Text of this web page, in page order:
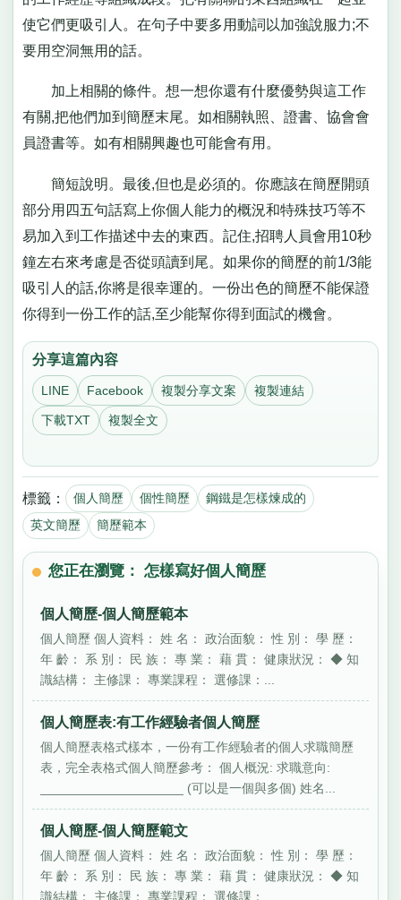
使它們更吸引人。在句子中要多用動詞以加強說服力;不
要用空洞無用的話。
加上相關的條件。想一想你還有什麼優勢與這工作
有關,把他們加到簡歷末尾。如相關執照、證書、協會會
員證書等。如有相關興趣也可能會有用。
簡短說明。最後,但也是必須的。你應該在簡歷開頭
部分用四五句話寫上你個人能力的概況和特殊技巧等不
易加入到工作描述中去的東西。記住,招聘人員會用10秒
鐘左右來考慮是否從頭讀到尾。如果你的簡歷的前1/3能
吸引人的話,你將是很幸運的。一份出色的簡歷不能保證
你得到一份工作的話,至少能幫你得到面試的機會。
分享這篇內容
LINE Facebook 複製分享文案 複製連結
下載TXT 複製全文
標籤： 個人簡歷 個性簡歷
鋼鐵是怎樣煉成的
英文簡歷
簡歷範本
您正在瀏覽： 怎樣寫好個人簡歷
個人簡歷-個人簡歷範本
個人簡歷 個人資料： 姓 名： 政治面貌： 性 別： 學 歷：
年 齡： 系 別： 民 族： 專 業： 藉 貫： 健康狀況： ◆ 知
識結構： 主修課： 專業課程： 選修課：...
個人簡歷表:有工作經驗者個人簡歷
個人簡歷表格式樣本，一份有工作經驗者的個人求職簡歷
表，完全表格式個人簡歷參考： 個人概況: 求職意向:
____________________ (可以是一個與多個) 姓名...
個人簡歷-個人簡歷範文
個人簡歷 個人資料： 姓 名： 政治面貌： 性 別： 學 歷：
年 齡： 系 別： 民 族： 專 業： 藉 貫： 健康狀況： ◆ 知
識結構： 主修課： 專業課程： 選修課：...